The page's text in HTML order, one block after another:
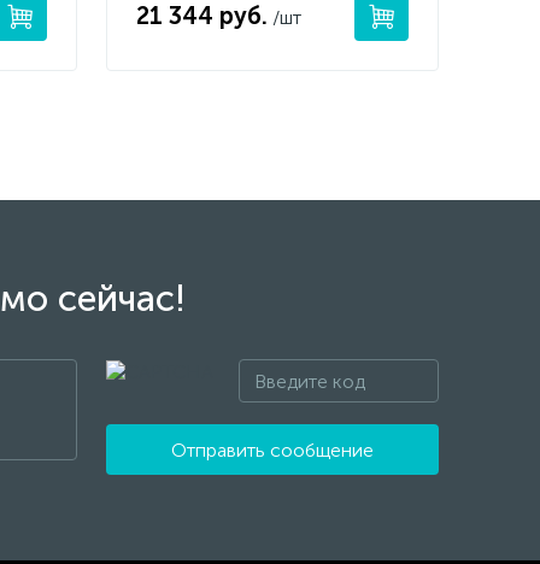
21 344 руб. /шт
сейчас!
Отправить сообщение